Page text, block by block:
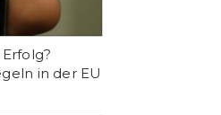
in der EU